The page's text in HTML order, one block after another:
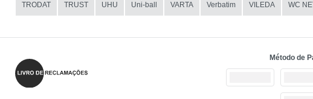
TRODAT TRUST UHU Uni-ball VARTA Verbatim VILEDA WC
Método de